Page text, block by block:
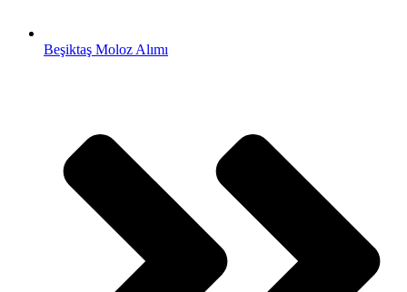
Beşiktaş Moloz Alımı